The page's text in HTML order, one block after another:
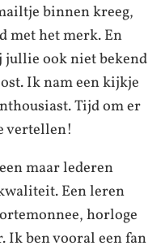
binnen kreeg,
met het merk. En
ook niet bekend
Ik nam een kijkje
Tijd om er
vertellen!
maar lederen
Een leren
horloge
Ik ben vooral een fan